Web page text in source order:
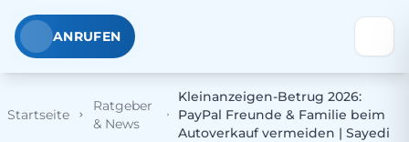
ANRUFEN
Startseite
Ratgeber
& News
Kleinanzeigen-Betrug 2026:
PayPal Freunde & Familie beim
Autoverkauf vermeiden | Sayedi